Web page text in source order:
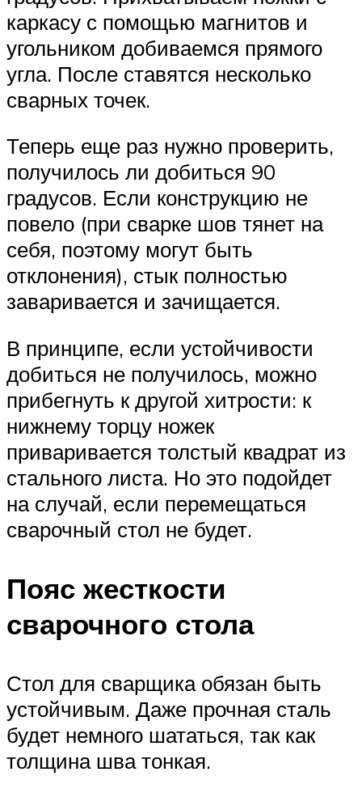
каркасу с помощью магнитов и
угольником добиваемся прямого
угла. После ставятся несколько
сварных точек.
Теперь еще раз нужно проверить,
получилось ли добиться 90
градусов. Если конструкцию не
повело (при сварке шов тянет на
себя, поэтому могут быть
отклонения), стык полностью
заваривается и зачищается.
В принципе, если устойчивости
добиться не получилось, можно
прибегнуть к другой хитрости: к
нижнему торцу ножек
приваривается толстый квадрат из
стального листа. Но это подойдет
на случай, если перемещаться
сварочный стол не будет.
Пояс жесткости
сварочного стола
Стол для сварщика обязан быть
устойчивым. Даже прочная сталь
будет немного шататься, так как
толщина шва тонкая.